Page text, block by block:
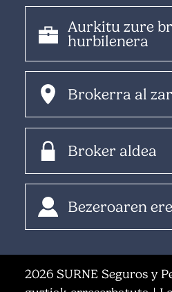
Aurkitu zure
hurbilenera
Brokerra al
Broker aldea
Bezeroaren
2026 SURNE Seguros y